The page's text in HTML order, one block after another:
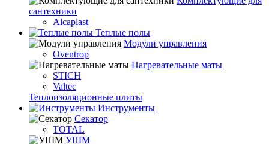
сантехники
Alcaplast
Теплые полы
Модули управления
Oventrop
Нагревательные маты
STICH
Valtec
Теплоизоляционные плиты
Инструменты
Секатор
TOTAL
УШМ